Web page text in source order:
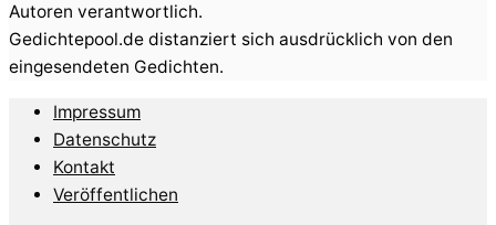
Autoren verantwortlich.
Gedichtepool.de distanziert sich ausdrücklich von den
eingesendeten Gedichten.
Impressum
Datenschutz
Kontakt
Veröffentlichen